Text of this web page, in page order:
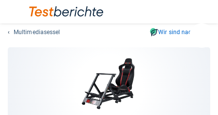
Multimediasessel Wir sind nachhaltig